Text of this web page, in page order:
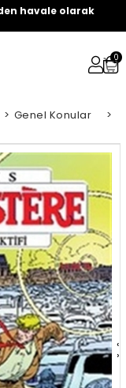
havale olarak
0
> Genel Konular >
‹
›